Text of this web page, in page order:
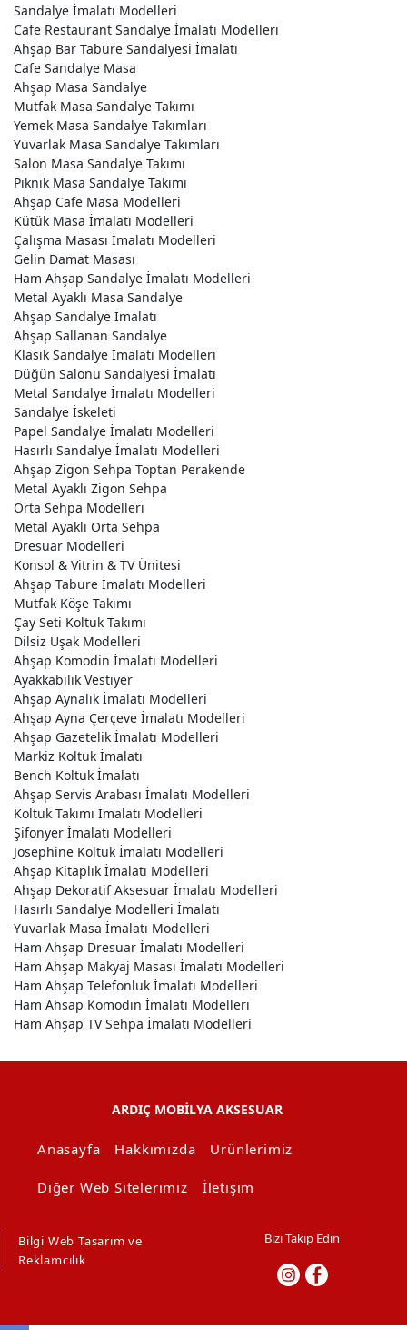
Sandalye İmalatı Modelleri
Cafe Restaurant Sandalye İmalatı Modelleri
Ahşap Bar Tabure Sandalyesi İmalatı
Cafe Sandalye Masa
Ahşap Masa Sandalye
Mutfak Masa Sandalye Takımı
Yemek Masa Sandalye Takımları
Yuvarlak Masa Sandalye Takımları
Salon Masa Sandalye Takımı
Piknik Masa Sandalye Takımı
Ahşap Cafe Masa Modelleri
Kütük Masa İmalatı Modelleri
Çalışma Masası İmalatı Modelleri
Gelin Damat Masası
Ham Ahşap Sandalye İmalatı Modelleri
Metal Ayaklı Masa Sandalye
Ahşap Sandalye İmalatı
Ahşap Sallanan Sandalye
Klasik Sandalye İmalatı Modelleri
Düğün Salonu Sandalyesi İmalatı
Metal Sandalye İmalatı Modelleri
Sandalye İskeleti
Papel Sandalye İmalatı Modelleri
Hasırlı Sandalye İmalatı Modelleri
Ahşap Zigon Sehpa Toptan Perakende
Metal Ayaklı Zigon Sehpa
Orta Sehpa Modelleri
Metal Ayaklı Orta Sehpa
Dresuar Modelleri
Konsol & Vitrin & TV Ünitesi
Ahşap Tabure İmalatı Modelleri
Mutfak Köşe Takımı
Çay Seti Koltuk Takımı
Dilsiz Uşak Modelleri
Ahşap Komodin İmalatı Modelleri
Ayakkabılık Vestiyer
Ahşap Aynalık İmalatı Modelleri
Ahşap Ayna Çerçeve İmalatı Modelleri
Ahşap Gazetelik İmalatı Modelleri
Markiz Koltuk İmalatı
Bench Koltuk İmalatı
Ahşap Servis Arabası İmalatı Modelleri
Koltuk Takımı İmalatı Modelleri
Şifonyer İmalatı Modelleri
Josephine Koltuk İmalatı Modelleri
Ahşap Kitaplık İmalatı Modelleri
Ahşap Dekoratif Aksesuar İmalatı Modelleri
Hasırlı Sandalye Modelleri İmalatı
Yuvarlak Masa İmalatı Modelleri
Ham Ahşap Dresuar İmalatı Modelleri
Ham Ahşap Makyaj Masası İmalatı Modelleri
Ham Ahşap Telefonluk İmalatı Modelleri
Ham Ahsap Komodin İmalatı Modelleri
Ham Ahşap TV Sehpa İmalatı Modelleri
ARDIÇ MOBİLYA AKSESUAR
Anasayfa Hakkımızda Ürünlerimiz
Diğer Web Sitelerimiz İletişim
Bilgi Web Tasarım ve
Reklamcılık
Bizi Takip Edin